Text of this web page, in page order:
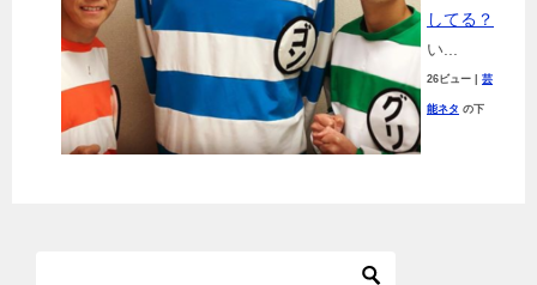
してる？
い...
26ビュー 芸
能ネタ の下